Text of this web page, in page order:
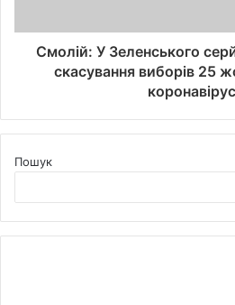
Смолій: У Зеленського
скасування виборів 25
Пошук